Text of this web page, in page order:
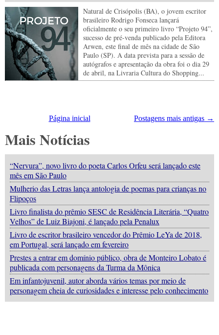
Natural de Crisópolis (BA), o jovem escritor
brasileiro Rodrigo Fonseca lançará
oficialmente o seu primeiro livro “Projeto 94”,
sucesso de pré-venda publicado pela Editora
Arwen, este final de mês na cidade de São
Paulo (SP). A data prevista para a sessão de
autógrafos e apresentação da obra foi o dia 29
de abril, na Livraria Cultura do Shopping...
Postagens mais antigas →
Página inicial
Mais Notícias
“Nervura”, novo livro do poeta Carlos Orfeu será lançado este
mês em São Paulo
Mulherio das Letras lança antologia de poemas para crianças no
Flipoços
Livro finalista do prêmio SESC de Residência Literária, “Quatro
Velhos” de Luiz Biajoni, é lançado pela Penalux
Livro de escritor brasileiro vencedor do Prêmio LeYa de 2018,
em Portugal, será lançado em fevereiro
Prestes a entrar em domínio público, obra de Monteiro Lobato é
publicada com personagens da Turma da Mônica
Em infantojuvenil, autor aborda vários temas por meio de
personagem cheia de curiosidades e interesse pelo conhecimento